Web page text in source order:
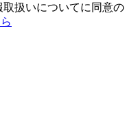
扱いについてに同意の